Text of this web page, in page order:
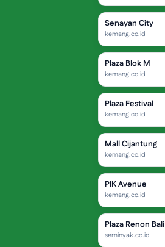
Senayan City
kemang.co.id
Plaza Blok M
kemang.co.id
Plaza Festival
kemang.co.id
Mall Cijantung
kemang.co.id
PIK Avenue
kemang.co.id
Plaza Renon Bali
seminyak.co.id